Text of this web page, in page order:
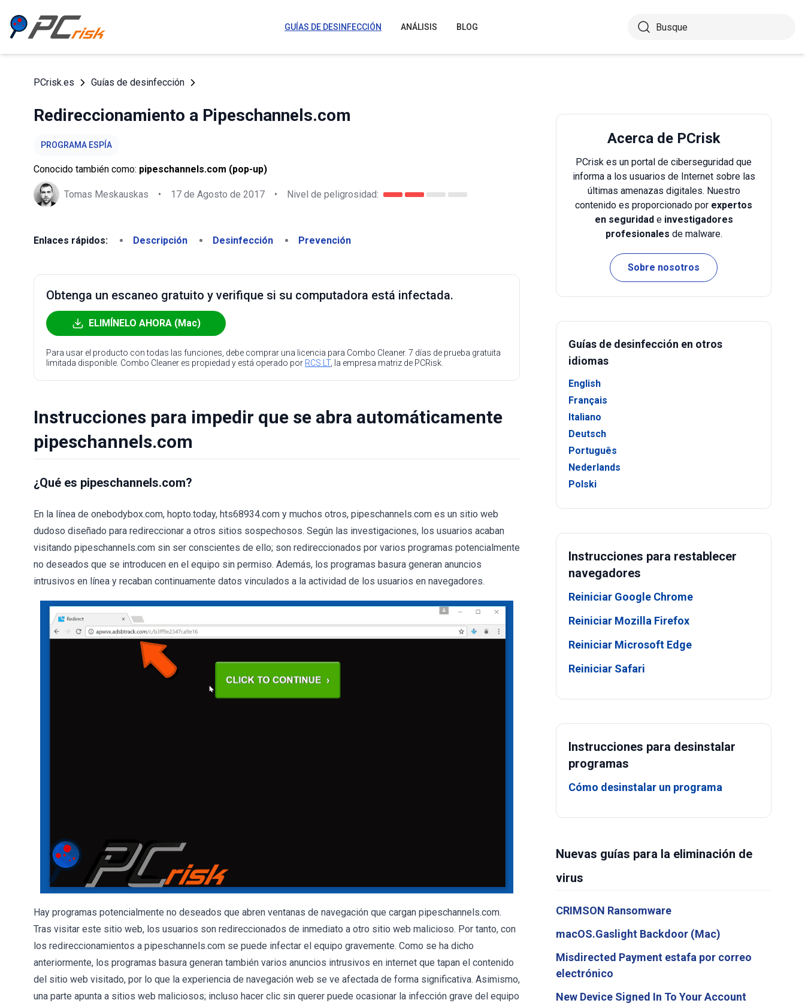
GUÍAS DE DESINFECCIÓN ANÁLISIS BLOG
PCrisk.es Guías de desinfección
Redireccionamiento a Pipeschannels.com
PROGRAMA ESPÍA
Conocido también como: pipeschannels.com (pop-up)
Tomas Meskauskas • 17 de Agosto de 2017 • Nivel de peligrosidad:
Enlaces rápidos: Descripción Desinfección Prevención
Obtenga un escaneo gratuito y verifique si su computadora está infectada.
ELIMÍNELO AHORA (Mac)
Para usar el producto con todas las funciones, debe comprar una licencia para Combo Cleaner. 7 días de prueba gratuita
limitada disponible. Combo Cleaner es propiedad y está operado por RCS LT, la empresa matriz de PCRisk.
Instrucciones para impedir que se abra automáticamente
pipeschannels.com
¿Qué es pipeschannels.com?
En la línea de onebodybox.com, hopto.today, hts68934.com y muchos otros, pipeschannels.com es un sitio web
dudoso diseñado para redireccionar a otros sitios sospechosos. Según las investigaciones, los usuarios acaban
visitando pipeschannels.com sin ser conscientes de ello; son redireccionados por varios programas potencialmente
no deseados que se introducen en el equipo sin permiso. Además, los programas basura generan anuncios
intrusivos en línea y recaban continuamente datos vinculados a la actividad de los usuarios en navegadores.
Hay programas potencialmente no deseados que abren ventanas de navegación que cargan pipeschannels.com.
Tras visitar este sitio web, los usuarios son redireccionados de inmediato a otro sitio web malicioso. Por tanto, con
los redireccionamientos a pipeschannels.com se puede infectar el equipo gravemente. Como se ha dicho
anteriormente, los programas basura generan también varios anuncios intrusivos en internet que tapan el contenido
del sitio web visitado, por lo que la experiencia de navegación web se ve afectada de forma significativa. Asimismo,
una parte apunta a sitios web maliciosos; incluso hacer clic sin querer puede ocasionar la infección grave del equipo
Acerca de PCrisk
PCrisk es un portal de ciberseguridad que
informa a los usuarios de Internet sobre las
últimas amenazas digitales. Nuestro
contenido es proporcionado por expertos
en seguridade investigadores
profesionales de malware.
Sobre nosotros
Guías de desinfección en otros
idiomas
English
Français
Italiano
Deutsch
Português
Nederlands
Polski
Instrucciones para restablecer
navegadores
Reiniciar Google Chrome
Reiniciar Mozilla Firefox
Reiniciar Microsoft Edge
Reiniciar Safari
Instrucciones para desinstalar
programas
Cómo desinstalar un programa
Nuevas guías para la eliminación de
virus
CRIMSON Ransomware
macOS.Gaslight Backdoor (Mac)
Misdirected Payment estafa por correo
electrónico
New Device Signed In To Your Account